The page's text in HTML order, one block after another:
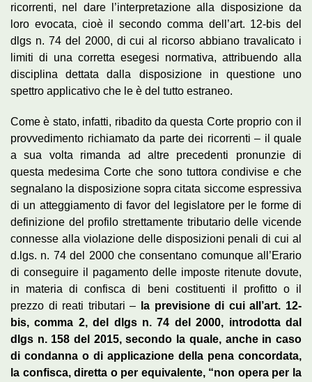
ricorrenti, nel dare l’interpretazione alla disposizione da
loro evocata, cioè il secondo comma dell’art. 12-bis del
dlgs n. 74 del 2000, di cui al ricorso abbiano travalicato i
limiti di una corretta esegesi normativa, attribuendo alla
disciplina dettata dalla disposizione in questione uno
spettro applicativo che le è del tutto estraneo.
Come è stato, infatti, ribadito da questa Corte proprio con il
provvedimento richiamato da parte dei ricorrenti – il quale
a sua volta rimanda ad altre precedenti pronunzie di
questa medesima Corte che sono tuttora condivise e che
segnalano la disposizione sopra citata siccome espressiva
di un atteggiamento di favor del legislatore per le forme di
definizione del profilo strettamente tributario delle vicende
connesse alla violazione delle disposizioni penali di cui al
d.lgs. n. 74 del 2000 che consentano comunque all’Erario
di conseguire il pagamento delle imposte ritenute dovute,
in materia di confisca di beni costituenti il profitto o il
prezzo di reati tributari –
la previsione di cui all’art. 12-
bis, comma 2, del dlgs n. 74 del 2000, introdotta dal
dlgs n. 158 del 2015, secondo la quale, anche in caso
di condanna o di applicazione della pena concordata,
la confisca, diretta o per equivalente, “non opera per la